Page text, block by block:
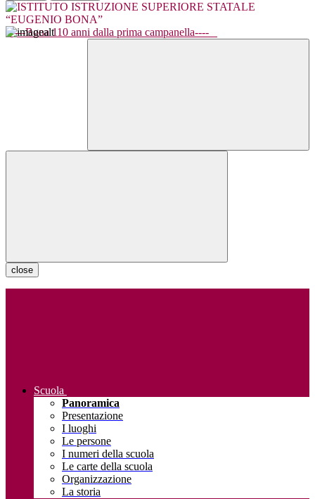
----Bona 110 anni dalla prima campanella----
close
Scuola
Panoramica
Presentazione
I luoghi
Le persone
I numeri della scuola
Le carte della scuola
Organizzazione
La storia